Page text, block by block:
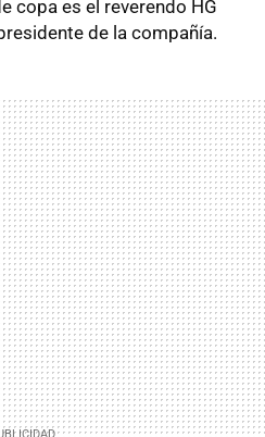
copa es el reverendo HG
de la compañía.